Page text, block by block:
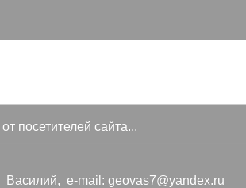
от посетителей сайта...
Василий, e-mail: geovas7@yandex.ru